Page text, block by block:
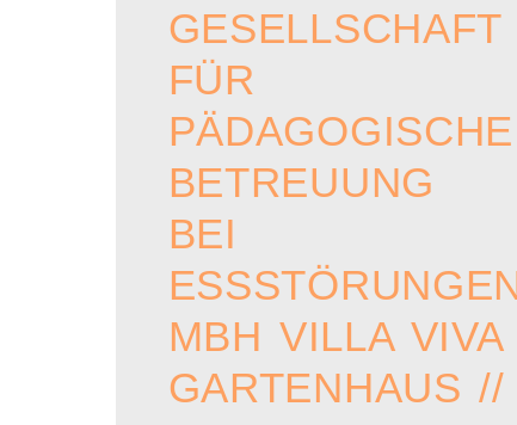
GESELLSCHAFT
FÜR
PÄDAGOGISCHE
BETREUUNG
BEI
MBH VILLA VIVA
GARTENHAUS //